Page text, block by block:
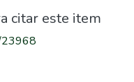
citar este item
23968